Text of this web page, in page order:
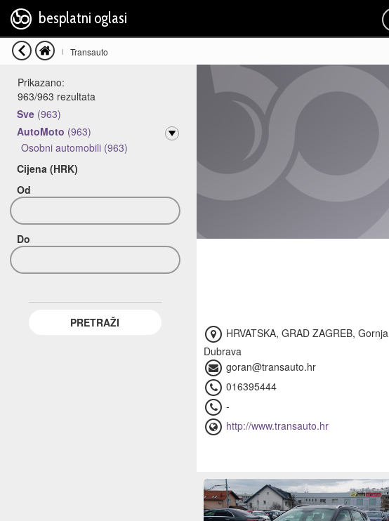
besplatni oglasi
Prikazano:
963/963 rezultata
Sve (963)
AutoMoto (963)
Osobni automobili (963)
Cijena (HRK)
Od
Do
| Transauto
HRVATSKA, GRAD ZAGREB, Gornja
Dubrava
goran@transauto.hr
016395444
-
http://www.transauto.hr